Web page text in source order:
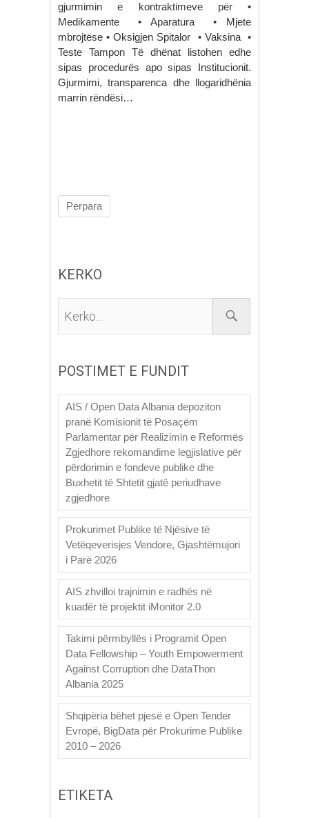
gjurmimin e kontraktimeve për •
Medikamente • Aparatura • Mjete
mbrojtëse • Oksigjen Spitalor • Vaksina •
Teste Tampon Të dhënat listohen edhe
sipas procedurës apo sipas Institucionit.
Gjurmimi, transparenca dhe llogaridhënia
marrin rëndësi…
Perpara
KERKO
POSTIMET E FUNDIT
AIS / Open Data Albania depoziton
pranë Komisionit të Posaçëm
Parlamentar për Realizimin e Reformës
Zgjedhore rekomandime legjislative për
përdorimin e fondeve publike dhe
Buxhetit të Shtetit gjatë periudhave
zgjedhore
Prokurimet Publike të Njësive të
Vetëqeverisjes Vendore, Gjashtëmujori
i Parë 2026
AIS zhvilloi trajnimin e radhës në
kuadër të projektit iMonitor 2.0
Takimi përmbyllës i Programit Open
Data Fellowship – Youth Empowerment
Against Corruption dhe DataThon
Albania 2025
Shqipëria bëhet pjesë e Open Tender
Evropë, BigData për Prokurime Publike
2010 – 2026
ETIKETA